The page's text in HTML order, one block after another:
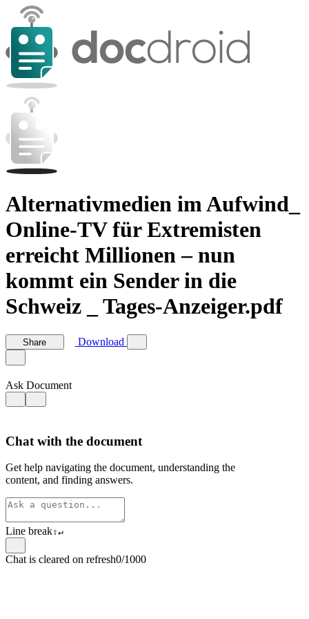
Alternativmedien im Aufwind_
Online-TV für Extremisten
erreicht Millionen – nun
kommt ein Sender in die
Schweiz _ Tages-Anzeiger.pdf
Share Download
Ask Document
Chat with the document
Get help navigating the document, understanding the
content, and finding answers.
Line break⇧↵
Chat is cleared on refresh0/1000